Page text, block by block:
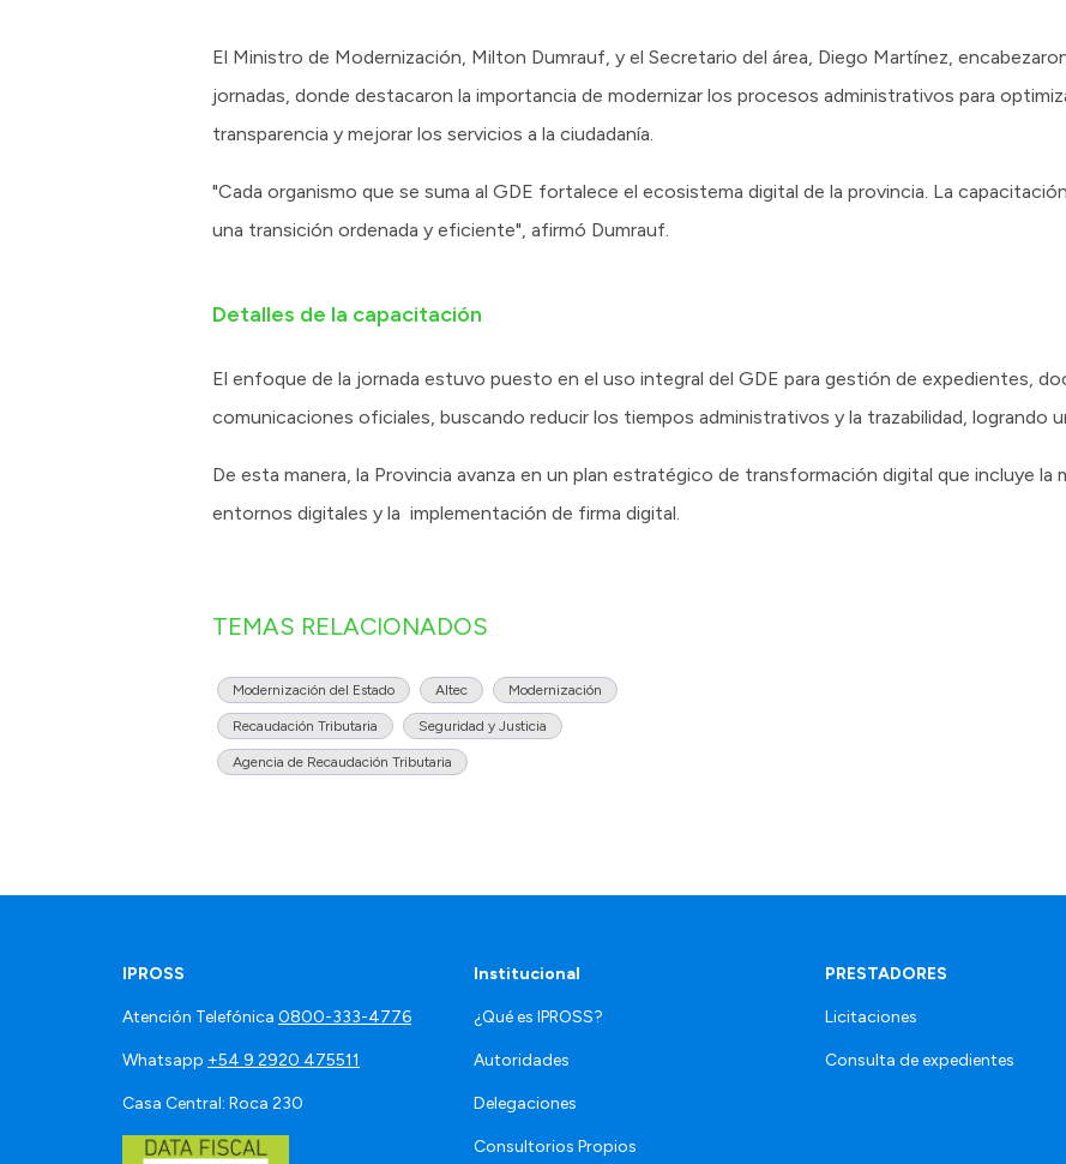
El Ministro de Modernización, Milton Dumrauf, y el Secretario del área, Diego Martínez,
jornadas, donde destacaron la importancia de modernizar los procesos administrativos para
transparencia y mejorar los servicios a la ciudadanía.
"Cada organismo que se suma al GDE fortalece el ecosistema digital de la provincia. La
una transición ordenada y eficiente", afirmó Dumrauf.
Detalles de la capacitación
El enfoque de la jornada estuvo puesto en el uso integral del GDE para gestión de expedientes,
comunicaciones oficiales, buscando reducir los tiempos administrativos y la trazabilidad, logrando
De esta manera, la Provincia avanza en un plan estratégico de transformación digital que incluye la
entornos digitales y la implementación de firma digital.
TEMAS RELACIONADOS
Modernización del Estado Altec Modernización
Recaudación Tributaria Seguridad y Justicia
Agencia de Recaudación Tributaria
IPROSS
Atención Telefónica 0800-333-4776
Whatsapp +54 9 2920 475511
Casa Central: Roca 230
Institucional
¿Qué es IPROSS?
Autoridades
Delegaciones
Consultorios Propios
PRESTADORES
Licitaciones
Consulta de expedientes